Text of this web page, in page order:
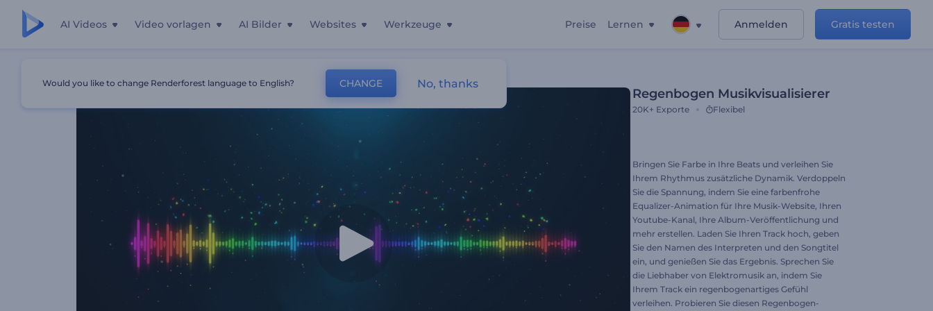
AI Videos Video vorlagen AI Bilder Websites Werkzeuge Preise Lernen Anmelden Gratis testen
Regenbogen Musikvisualisierer
20K+ Exporte Flexibel
Bringen Sie Farbe in Ihre Beats und verleihen Sie
Ihrem Rhythmus zusätzliche Dynamik. Verdoppeln
Sie die Spannung, indem Sie eine farbenfrohe
Equalizer-Animation für Ihre Musik-Website, Ihren
Youtube-Kanal, Ihre Album-Veröffentlichung und
mehr erstellen. Laden Sie Ihren Track hoch, geben
Sie den Namen des Interpreten und den Songtitel
ein, und genießen Sie das Ergebnis. Sprechen Sie
die Liebhaber von Elektromusik an, indem Sie
Ihrem Track ein regenbogenartiges Gefühl
verleihen. Probieren Sie diesen Regenbogen-
Would you like to change Renderforest language to English? CHANGE No, thanks